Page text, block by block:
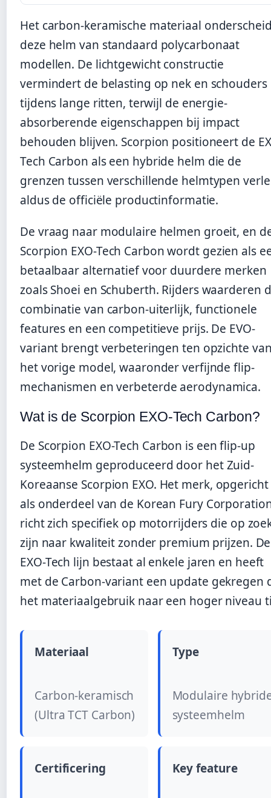
Het carbon-keramische materiaal
deze helm van standaard polycarbonaat
modellen. De lichtgewicht constructie
vermindert de belasting op nek en schouders
tijdens lange ritten, terwijl de energie-
absorberende eigenschappen bij impact
behouden blijven. Scorpion positioneert de
Tech Carbon als een hybride helm die de
grenzen tussen verschillende helmtypen
aldus de officiële productinformatie.
De vraag naar modulaire helmen groeit, en
Scorpion EXO-Tech Carbon wordt gezien als
betaalbaar alternatief voor duurdere merken
zoals Shoei en Schuberth. Rijders waarderen
combinatie van carbon-uiterlijk, functionele
features en een competitieve prijs. De EVO-
variant brengt verbeteringen ten opzichte
het vorige model, waaronder verfijnde flip-
mechanismen en verbeterde aerodynamica.
Wat is de Scorpion EXO-Tech Carbon?
De Scorpion EXO-Tech Carbon is een flip-up
systeemhelm geproduceerd door het Zuid-
Koreaanse Scorpion EXO. Het merk, opgericht
als onderdeel van de Korean Fury
richt zich specifiek op motorrijders die op
zijn naar kwaliteit zonder premium prijzen. De
EXO-Tech lijn bestaat al enkele jaren en heeft
met de Carbon-variant een update gekregen
het materiaalgebruik naar een hoger niveau
Materiaal
Carbon-keramisch
(Ultra TCT Carbon)
Type
Modulaire
systeemhelm
Certificering Key feature